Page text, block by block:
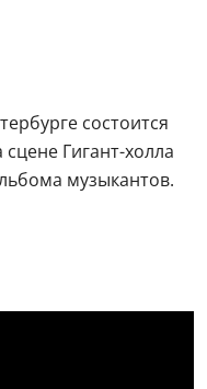
состоится
Гигант-холла
музыкантов.